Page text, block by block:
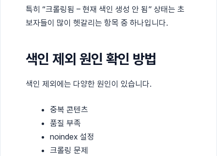
특히 “크롤링됨 – 현재 색인 생성 안 됨” 상태는 초
보자들이 많이 헷갈리는 항목 중 하나입니다.
색인 제외 원인 확인 방법
색인 제외에는 다양한 원인이 있습니다.
중복 콘텐츠
품질 부족
noindex 설정
크롤링 문제